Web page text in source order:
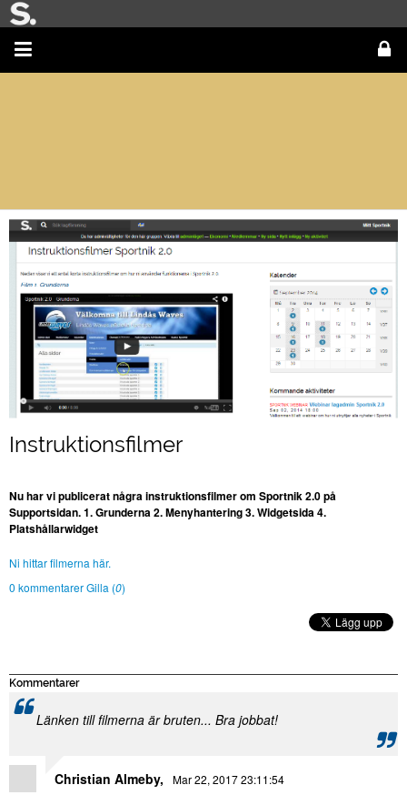
Instruktionsfilmer
Nu har vi publicerat några instruktionsfilmer om Sportnik 2.0 på
Supportsidan. 1. Grunderna 2. Menyhantering 3. Widgetsida 4.
Platshållarwidget
Ni hittar filmerna här.
0 kommentarerGilla (0)
Kommentarer
Länken till filmerna är bruten... Bra jobbat!
Christian Almeby Mar 22, 2017 23:11:54